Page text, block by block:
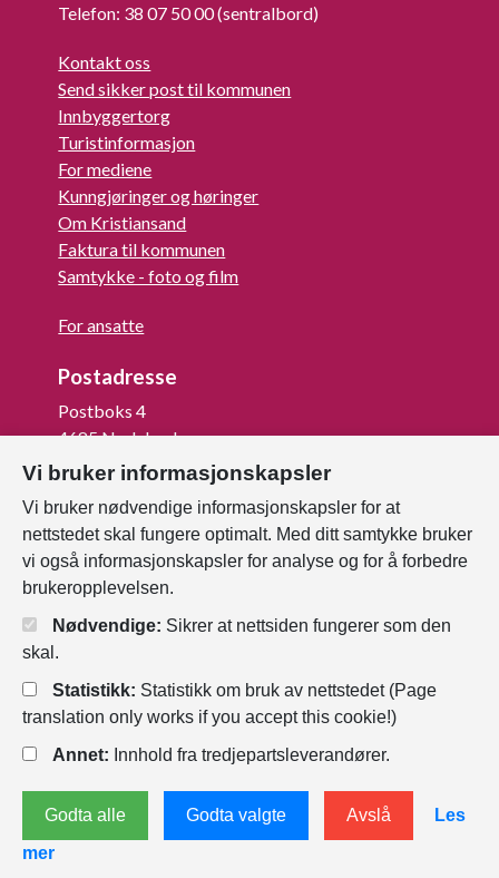
Telefon: 38 07 50 00 (sentralbord)
Kontakt oss
Send sikker post til kommunen
Innbyggertorg
Turistinformasjon
For mediene
Kunngjøringer og høringer
Om Kristiansand
Faktura til kommunen
Samtykke - foto og film
For ansatte
Postadresse
Postboks 4
4685 Nodeland
Org.nr: 820 852 982
Last ned vår innbygger -app
Personvernerklæring
Endre
informasjonskapsler
Vi bruker informasjonskapsler
Vi bruker nødvendige informasjonskapsler for at
nettstedet skal fungere optimalt. Med ditt samtykke bruker
vi også informasjonskapsler for analyse og for å forbedre
brukeropplevelsen.
Nødvendige: Sikrer at nettsiden fungerer som den
skal.
Statistikk: Statistikk om bruk av nettstedet (Page
translation only works if you accept this cookie!)
Annet: Innhold fra tredjepartsleverandører.
Godta alle Godta valgte Avslå
Les
mer